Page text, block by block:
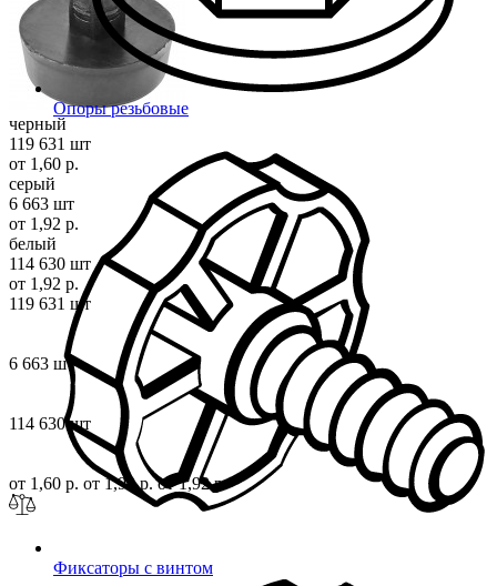
Опоры резьбовые
Фиксаторы с винтом
черный
119 631 шт
от 1,60 р.
серый
6 663 шт
от 1,92 р.
белый
114 630 шт
от 1,92 р.
119 631 шт
6 663 шт
114 630 шт
от 1,60 р. от 1,92 р.от 1,92 р.